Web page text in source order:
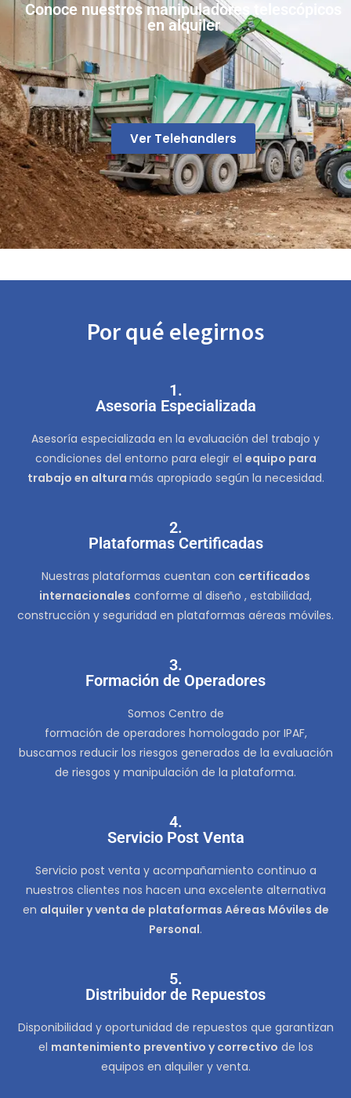
Conoce nuestros manipuladores telescópicos
en alquiler
Ver Telehandlers
Por qué elegirnos
1.
Asesoria Especializada
Asesoría especializada en la evaluación del trabajo y
condiciones del entorno para elegir el equipo para
trabajo en altura más apropiado según la necesidad.
2.
Plataformas Certificadas
Nuestras plataformas cuentan con certificados
internacionales conforme al diseño , estabilidad,
construcción y seguridad en plataformas aéreas móviles.
3.
Formación de Operadores
Somos Centro de
formación de operadores homologado por IPAF,
buscamos reducir los riesgos generados de la evaluación
de riesgos y manipulación de la plataforma.
4.
Servicio Post Venta
Servicio post venta y acompañamiento continuo a
nuestros clientes nos hacen una excelente alternativa
en alquiler y venta de plataformas Aéreas Móviles de
Personal.
5.
Distribuidor de Repuestos
Disponibilidad y oportunidad de repuestos que garantizan
el mantenimiento preventivo y correctivo de los
equipos en alquiler y venta.